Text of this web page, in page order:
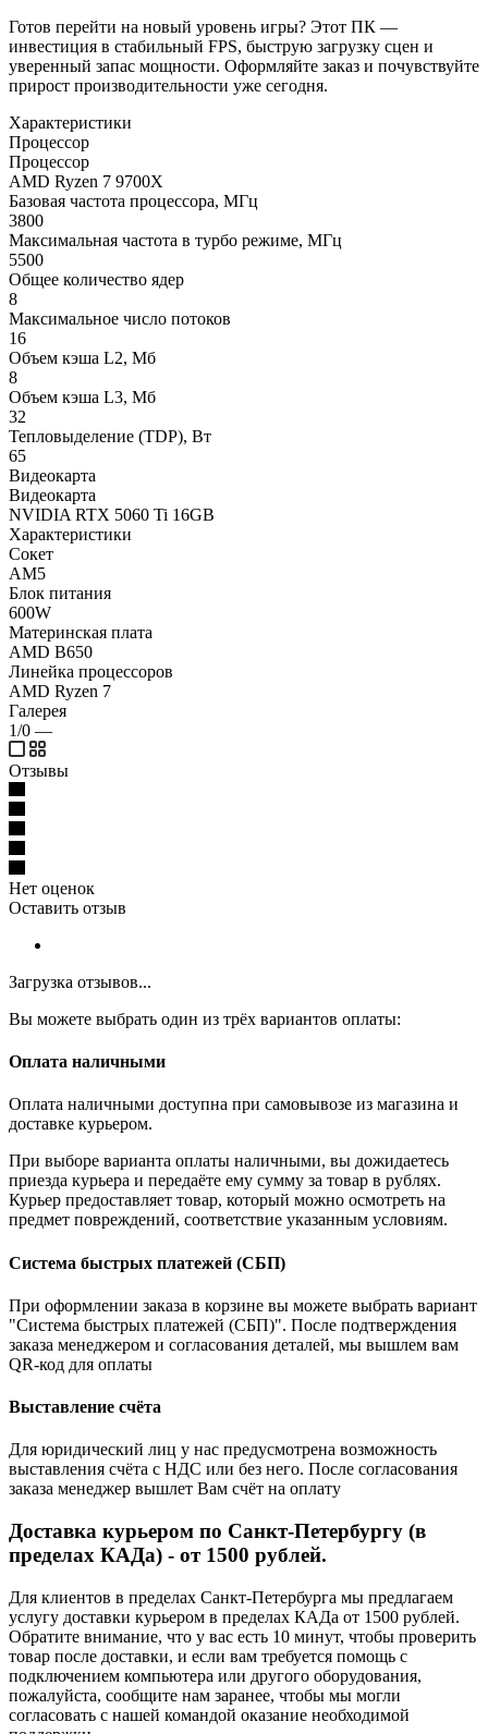
Готов перейти на новый уровень игры? Этот ПК —
инвестиция в стабильный FPS, быструю загрузку сцен и
уверенный запас мощности. Оформляйте заказ и почувствуйте
прирост производительности уже сегодня.
Характеристики
Процессор
Процессор
AMD Ryzen 7 9700X
Базовая частота процессора, МГц
3800
Максимальная частота в турбо режиме, МГц
5500
Общее количество ядер
8
Максимальное число потоков
16
Объем кэша L2, Мб
8
Объем кэша L3, Мб
32
Тепловыделение (TDP), Вт
65
Видеокарта
Видеокарта
NVIDIA RTX 5060 Ti 16GB
Характеристики
Сокет
AM5
Блок питания
600W
Материнская плата
AMD B650
Линейка процессоров
AMD Ryzen 7
Галерея
1/0 —
Отзывы
Нет оценок
Оставить отзыв
Загрузка отзывов...
Вы можете выбрать один из трёх вариантов оплаты:
Оплата наличными
Оплата наличными доступна при самовывозе из магазина и
доставке курьером.
При выборе варианта оплаты наличными, вы дожидаетесь
приезда курьера и передаёте ему сумму за товар в рублях.
Курьер предоставляет товар, который можно осмотреть на
предмет повреждений, соответствие указанным условиям.
Система быстрых платежей (СБП)
При оформлении заказа в корзине вы можете выбрать вариант
"Система быстрых платежей (СБП)". После подтверждения
заказа менеджером и согласования деталей, мы вышлем вам
QR-код для оплаты
Выставление счёта
Для юридический лиц у нас предусмотрена возможность
выставления счёта с НДС или без него. После согласования
заказа менеджер вышлет Вам счёт на оплату
Доставка курьером по Санкт-Петербургу (в
пределах КАДа) - от 1500 рублей.
Для клиентов в пределах Санкт-Петербурга мы предлагаем
услугу доставки курьером в пределах КАДа от 1500 рублей.
Обратите внимание, что у вас есть 10 минут, чтобы проверить
товар после доставки, и если вам требуется помощь с
подключением компьютера или другого оборудования,
пожалуйста, сообщите нам заранее, чтобы мы могли
согласовать с нашей командой оказание необходимой